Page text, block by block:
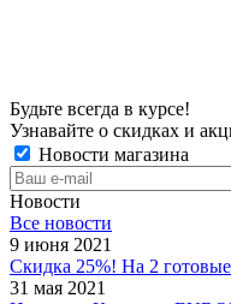
Будьте всегда в курсе!
Узнавайте о скидках и
Новости магазина
Новости
Все новости
9 июня 2021
Скидка 25%! На 2
31 мая 2021